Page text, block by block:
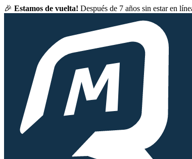
🎉 Estamos de vuelta! Después de 7 años sin estar en